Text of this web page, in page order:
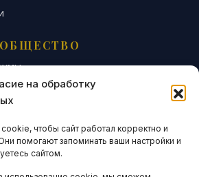
на обработку
чтобы сайт работал корректно и
помогают запоминать ваши настройки и
сайтом.
СТАТИСТИКА